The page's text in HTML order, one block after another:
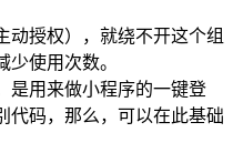
动授权），就绕不开这个组
使用次数。
是用来做小程序的一键登
代码，那么，可以在此基础